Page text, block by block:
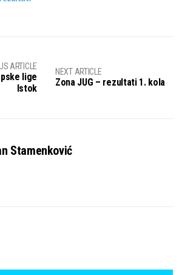
ARTICLE
lige
Istok
NEXT ARTICLE
Zona JUG – rezultati 1. kola
Stamenković